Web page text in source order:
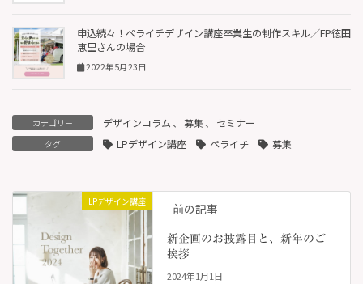
申込続々！ペライチデザイン講座卒業生の制作スキル／FP徳田
恵里さんの場合
2022年5月23日
カテゴリー デザインコラム 、 募集 、 セミナー
タグ LPデザイン講座 ペライチ 募集
LPデザイン講座 前の記事
新企画のお披露目と、新年のご
挨拶
2024年1月1日